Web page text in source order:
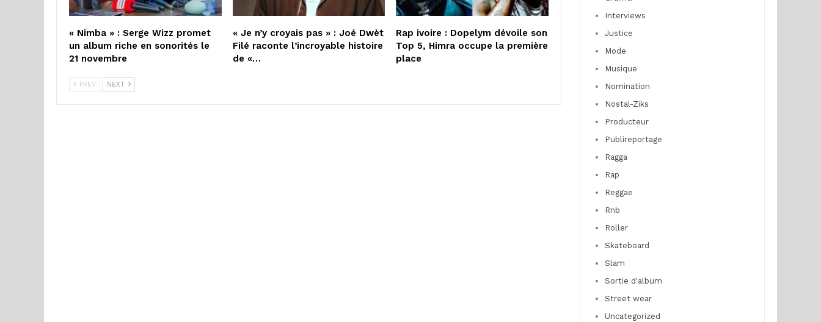
« Nimba » : Serge Wizz promet
un album riche en sonorités le
21 novembre
« Je n’y croyais pas » : Joé Dwèt
Filé raconte l’incroyable histoire
de «…
Rap ivoire : Dopelym dévoile son
Top 5, Himra occupe la première
place
PREV NEXT
Interviews
Justice
Mode
Musique
Nomination
Nostal-Ziks
Producteur
Publireportage
Ragga
Rap
Reggae
Rnb
Roller
Skateboard
Slam
Sortie d'album
Street wear
Uncategorized